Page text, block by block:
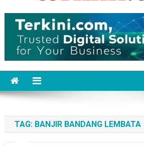
TAG: BANJIR BANDANG LEMBATA